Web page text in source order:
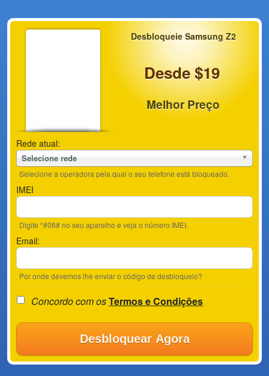
Desbloqueie Samsung Z2
Desde $19
Melhor Preço
Rede atual:
Selecione rede
Selecione a operadora pela qual o seu telefone está bloqueado.
IMEI
Digite *#06# no seu aparelho e veja o número IMEI.
Email:
Por onde devemos lhe enviar o código de desbloqueio?
Concordo com osTermos e Condições
Desbloquear Agora